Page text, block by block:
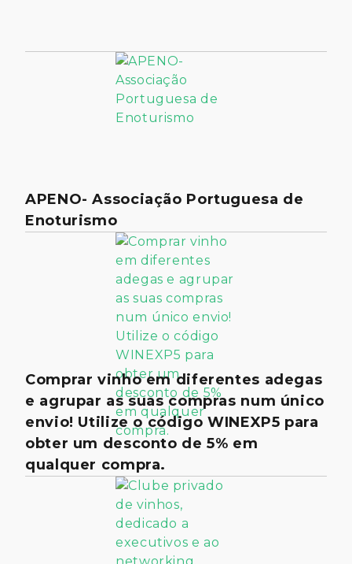
APENO- Associação Portuguesa de
Enoturismo
Comprar vinho em diferentes adegas
e agrupar as suas compras num único
envio! Utilize o código WINEXP5 para
obter um desconto de 5% em
qualquer compra.